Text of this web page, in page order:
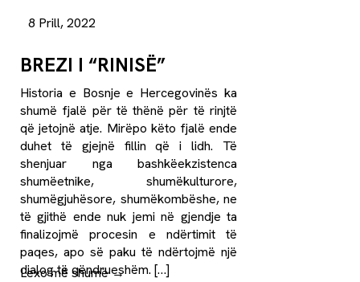
8 Prill, 2022
BREZI I “RINISË”
Historia e Bosnje e Hercegovinës ka
shumë fjalë për të thënë për të rinjtë
që jetojnë atje. Mirëpo këto fjalë ende
duhet të gjejnë fillin që i lidh. Të
shenjuar nga bashkëekzistenca
shumëetnike, shumëkulturore,
shumëgjuhësore, shumëkombëshe, ne
të gjithë ende nuk jemi në gjendje ta
finalizojmë procesin e ndërtimit të
paqes, apo së paku të ndërtojmë një
dialog të qëndrueshëm. […]
Lexo më shumë→